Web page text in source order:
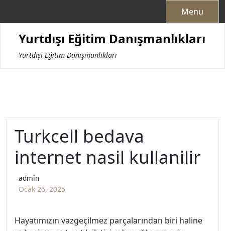
Menu
Yurtdışı Eğitim Danışmanlıkları
Yurtdışı Eğitim Danışmanlıkları
Turkcell bedava
internet nasil kullanilir
admin
Ocak 26, 2025
Hayatımızın vazgeçilmez parçalarından biri haline